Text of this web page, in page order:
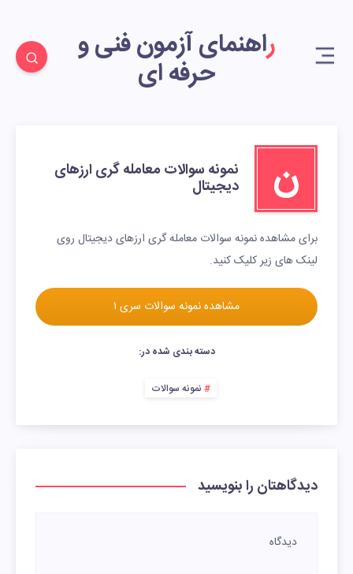
راهنمای آزمون فنی و
حرفه ای
ن نمونه سوالات معامله گری ارزهای
دیجیتال
برای مشاهده نمونه سوالات معامله گری ارزهای دیجیتال روی
لینک های زیر کلیک کنید.
مشاهده نمونه سوالات سری ۱
دسته بندی شده در:
نمونه سوالات
دیدگاهتان را بنویسید